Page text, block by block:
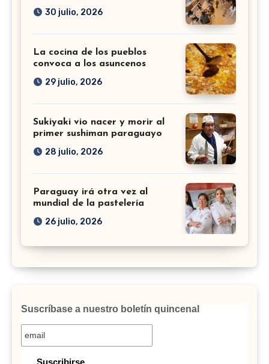
30 julio, 2026
La cocina de los pueblos
convoca a los asuncenos
29 julio, 2026
Sukiyaki vio nacer y morir al
primer sushiman paraguayo
28 julio, 2026
Paraguay irá otra vez al
mundial de la pastelería
26 julio, 2026
Suscríbase a nuestro boletín quincenal